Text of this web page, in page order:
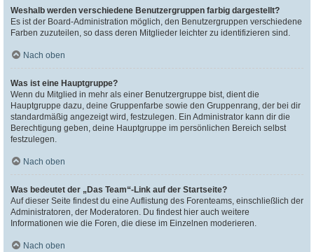
Weshalb werden verschiedene Benutzergruppen farbig dargestellt?
Es ist der Board-Administration möglich, den Benutzergruppen verschiedene
Farben zuzuteilen, so dass deren Mitglieder leichter zu identifizieren sind.
Nach oben
Was ist eine Hauptgruppe?
Wenn du Mitglied in mehr als einer Benutzergruppe bist, dient die
Hauptgruppe dazu, deine Gruppenfarbe sowie den Gruppenrang, der bei dir
standardmäßig angezeigt wird, festzulegen. Ein Administrator kann dir die
Berechtigung geben, deine Hauptgruppe im persönlichen Bereich selbst
festzulegen.
Nach oben
Was bedeutet der „Das Team“-Link auf der Startseite?
Auf dieser Seite findest du eine Auflistung des Forenteams, einschließlich der
Administratoren, der Moderatoren. Du findest hier auch weitere
Informationen wie die Foren, die diese im Einzelnen moderieren.
Nach oben